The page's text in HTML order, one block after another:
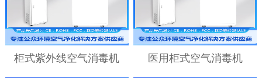
柜式紫外线空气消毒机 医用柜式空气消毒机